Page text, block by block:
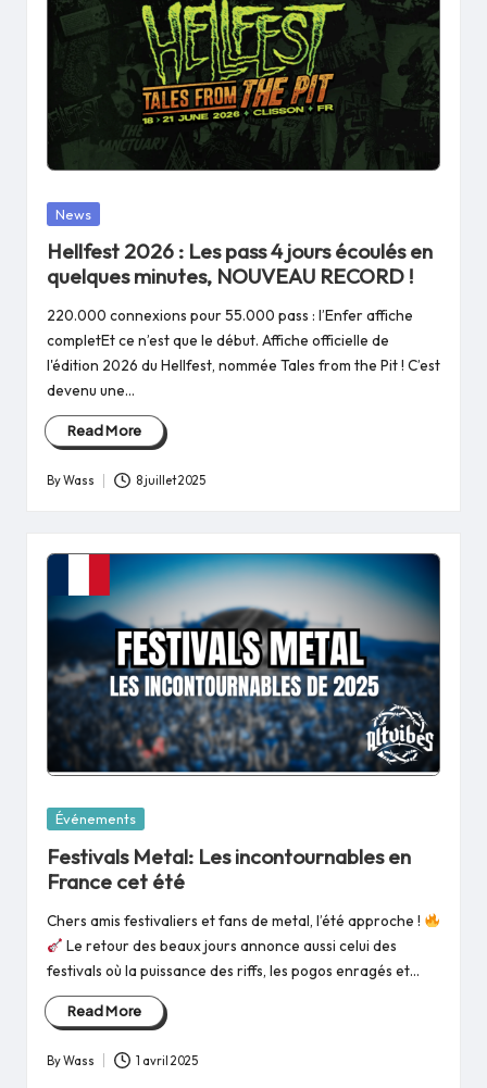
Posted
News
Hellfest 2026 : Les pass 4 jours écoulés en
quelques minutes, NOUVEAU RECORD !
220.000 connexions pour 55.000 pass : l’Enfer affiche
completEt ce n’est que le début. Affiche officielle de
l'édition 2026 du Hellfest, nommée Tales from the Pit ! C’est
devenu une…
Read More
Posted
ByWass 8 juillet 2025
Posted
Événements
Festivals Metal: Les incontournables en
France cet été
Chers amis festivaliers et fans de metal, l’été approche !
Le retour des beaux jours annonce aussi celui des
festivals où la puissance des riffs, les pogos enragés et…
Read More
Posted
ByWass 1 avril 2025